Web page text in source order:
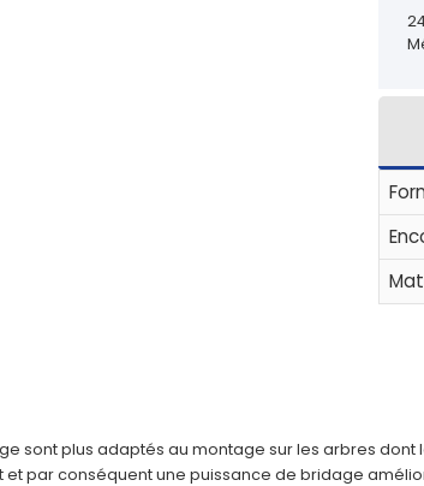
sont plus adaptés au montage sur les arbres
par conséquent une puissance de bridage